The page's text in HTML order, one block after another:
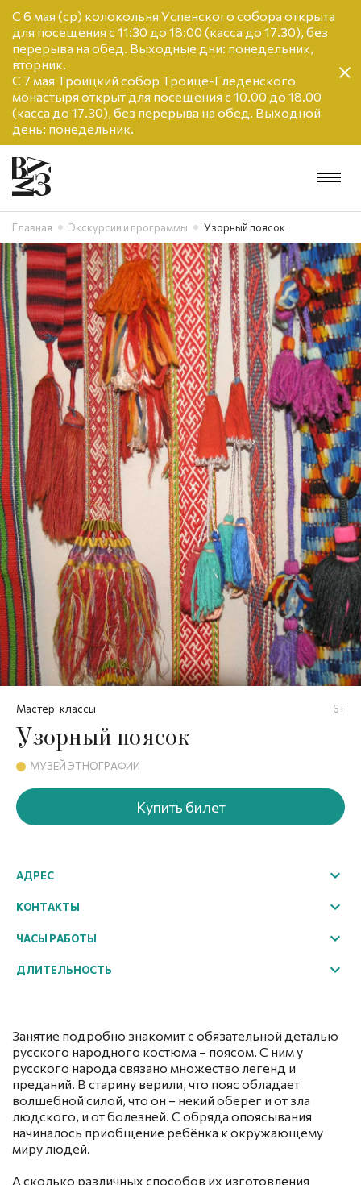
С 6 мая (ср) колокольня Успенского собора открыта
для посещения с 11:30 до 18:00 (касса до 17.30), без
перерыва на обед. Выходные дни: понедельник,
вторник.
С 7 мая Троицкий собор Троице-Гледенского
монастыря открыт для посещения с 10.00 до 18.00
(касса до 17.30), без перерыва на обед. Выходной
день: понедельник.
Главная Экскурсии и программы Узорный поясок
Мастер-классы 6+
Узорный поясок
МУЗЕЙ ЭТНОГРАФИИ
АДРЕС
г. Великий Устюг, ул. Набережная, 66
КОНТАКТЫ
+7 (81738) 2-35-76
ЧАСЫ РАБОТЫ
10:00 – 18:00
перерыв с 13:00 - 14:00
Выходной день: понедельник, вторник
В период новогодних каникул режим работы может
меняться в зависимости от предварительных заявок,
которые можно сделать по телефону или
электронной почте.
ДЛИТЕЛЬНОСТЬ
Купить билет
Занятие подробно знакомитс обязательной деталью
русского народного костюма – поясом. С ним у
русского народа связано множество легенд и
преданий. В старину верили, что пояс обладает
волшебной силой, что он – некий оберег и от зла
людского, и от болезней. С обряда опоясывания
начиналось приобщение ребёнка к окружающему
миру людей.
А сколько различных способов их изготовления